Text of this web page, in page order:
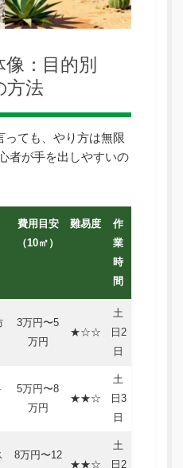
：目的別
方法
っても、やり方は無限
者が手を出しやすいの
費用目安
（10㎡）
難易度
作
業
時
間
3万円〜5
万円
★☆☆
土
日2
日
5万円〜8
万円
★★☆
土
日3
日
8万円〜12
★★☆
土
日2